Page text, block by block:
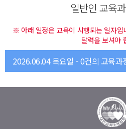
일반인 교육
※ 아래 일정은 교육이 시행되는 일자입
달력을 보셔야
2026.06.04 목요일 - 0건의 교육과